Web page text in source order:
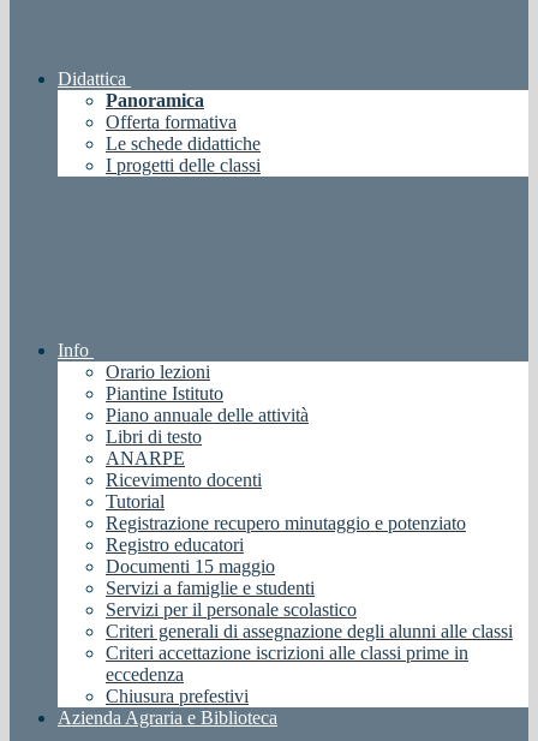
Didattica
Panoramica
Offerta formativa
Le schede didattiche
I progetti delle classi
Info
Orario lezioni
Piantine Istituto
Piano annuale delle attività
Libri di testo
ANARPE
Ricevimento docenti
Tutorial
Registrazione recupero minutaggio e potenziato
Registro educatori
Documenti 15 maggio
Servizi a famiglie e studenti
Servizi per il personale scolastico
Criteri generali di assegnazione degli alunni alle classi
Criteri accettazione iscrizioni alle classi prime in
eccedenza
Chiusura prefestivi
Azienda Agraria e Biblioteca